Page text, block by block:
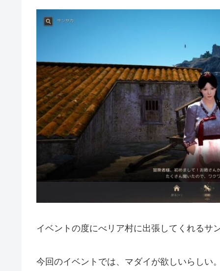
イベントの度にべリア村に出張してくれるサ
今回のイベントでは、マダイが欲しいらしい